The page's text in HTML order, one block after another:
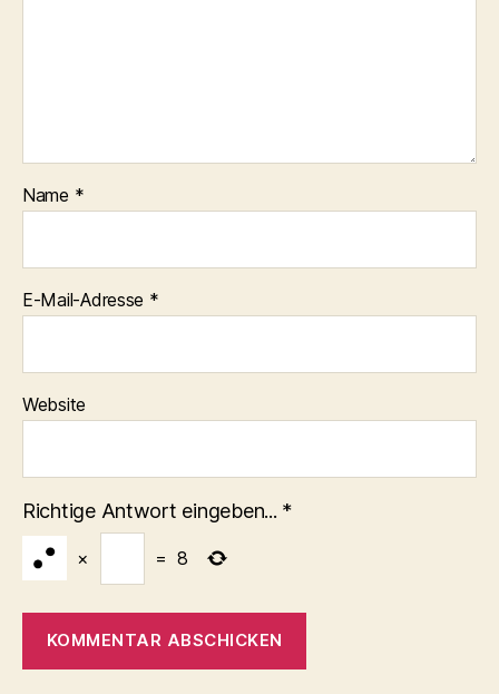
Name *
E-Mail-Adresse *
Website
Richtige Antwort eingeben... *
× = 8